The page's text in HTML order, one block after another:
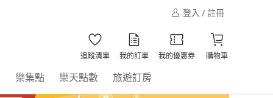
登入 / 註冊
追蹤清單 我的訂單 我的優惠券 購物車
樂集點 樂天點數 旅遊訂房